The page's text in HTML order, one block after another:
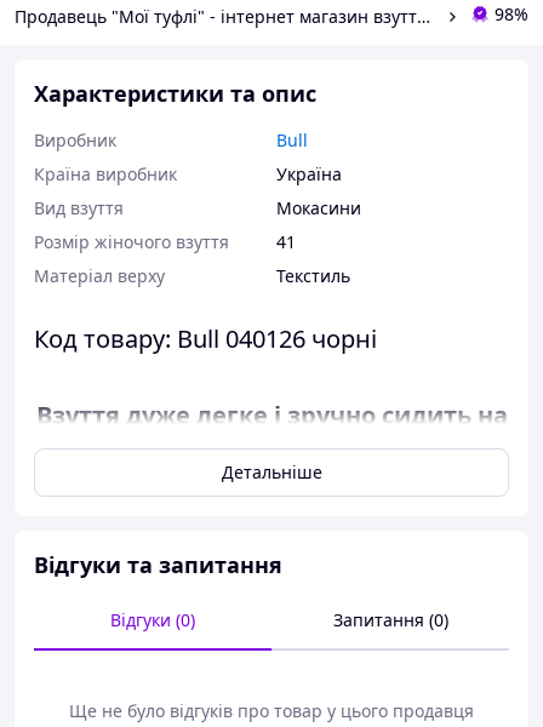
Продавець "Мої туфлі" - інтернет магазин взуття на всі випадки життя. 98%
Характеристики та опис
Виробник
Bull
Країна виробник
Україна
Вид взуття
Мокасини
Розмір жіночого взуття
41
Матеріал верху
Текстиль
Код товару: Bull 040126 чорні
Взуття дуже легке і зручно сидить на
нозі.
Відповідність розміру до
розмір 41 - 27 сантиметрів.
При оформленні замовлення
Детальніше
Відгуки та запитання
Відгуки (0) Запитання (0)
Ще не було відгуків про товар у цього продавця